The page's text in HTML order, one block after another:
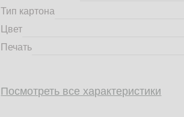
Тип картона
Цвет
Печать
Посмотреть все характеристики